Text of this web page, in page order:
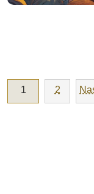
1 2